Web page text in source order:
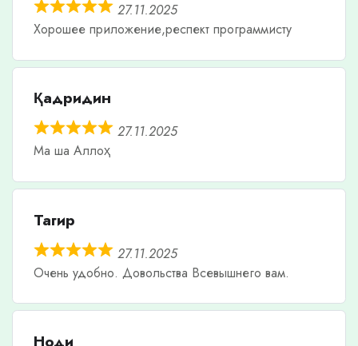
27.11.2025
Хорошее приложение,респект программисту
Қадридин
27.11.2025
Ма ша Аллоҳ
Тагир
27.11.2025
Очень удобно. Довольства Всевышнего вам.
Ноди